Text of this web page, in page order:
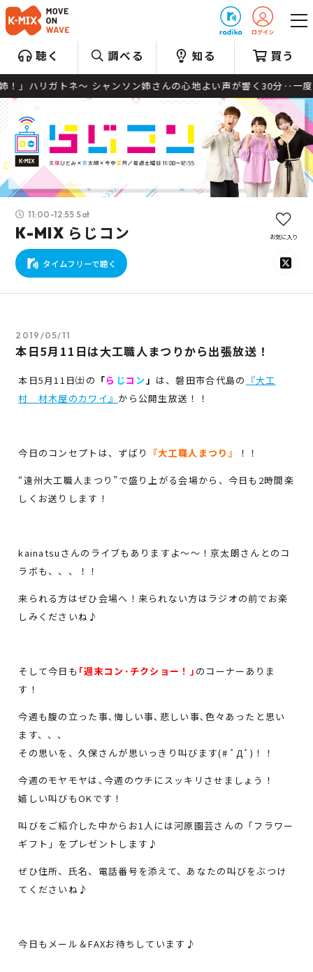
聴く 調べる 知る 買う
リガトネ〜 シャンソン姉さんの心地よい声が響く30分‥一度聞
11:00-12:55 Sat
K-MIX らじコン
タイムフリーで聴く
お気に入り
2019/05/11
本日5月11日は大工職人まつりから出張放送！
本日5月11日㈯の 「ら じコ ン 」 は、磐田市合代島の 『大工
村 材木屋のカワイ』 から公開生放送！！
今日のコンセプトは、ずばり 『大工職人まつり』 ！！
“遠州大工職人まつり”で盛り上がる会場から、今日も2時間楽
しくお送りします！
kainatsuさんのライブもありますよ～～！京太朗さんとのコ
ラボも、、、！！
来られる方はぜひ会場へ！来られない方はラジオの前でお楽
しみくださいね♪
そして今日も ｢週末コン･チクショー！｣ のコーナーありま
す！
今週も腹の立った事､悔しい事､悲しい事､色々あったと思い
ます、、、
その思いを、久保さんが思いっきり叫びます(# ﾟДﾟ)！！
今週のモヤモヤは､今週のウチにスッキリさせましょう！
嬉しい叫びもOKです！
叫びをご紹介した中からお1人には河原園芸さんの「フラワー
ギフト」をプレゼントします♪
ぜひ住所、氏名、電話番号を添えて、あなたの叫びをぶつけ
てくださいね♪
今日もメール＆FAXお待ちしています♪